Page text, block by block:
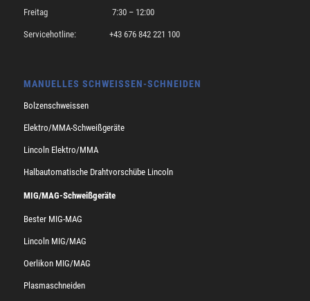
Freitag 7:30 – 12:00
Servicehotline: +43 676 842 221 100
MANUELLES SCHWEISSEN-SCHNEIDEN
Bolzenschweissen
Elektro/MMA-Schweißgeräte
Lincoln Elektro/MMA
Halbautomatische Drahtvorschübe Lincoln
MIG/MAG-Schweißgeräte
Bester MIG-MAG
Lincoln MIG/MAG
Oerlikon MIG/MAG
Plasmaschneiden